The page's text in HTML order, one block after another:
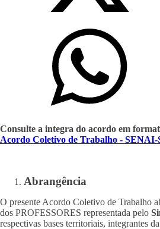
Consulte a integra do acordo em
Acordo Coletivo de Trabalho - SENAI-
Abrangência
O presente Acordo Coletivo de Trabalho
dos PROFESSORES representada pelo
respectivas bases territoriais, integrantes